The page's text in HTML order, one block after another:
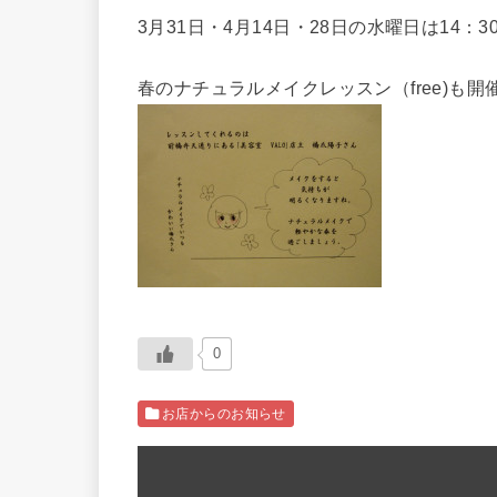
3月31日・4月14日・28日の水曜日は14：
春のナチュラルメイクレッスン（free)も開
0
お店からのお知らせ